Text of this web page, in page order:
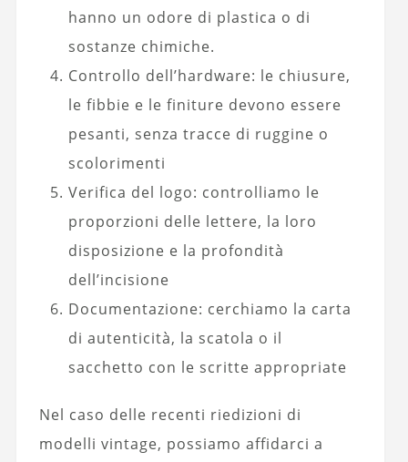
hanno un odore di plastica o di
sostanze chimiche.
Controllo dell’hardware: le chiusure,
le fibbie e le finiture devono essere
pesanti, senza tracce di ruggine o
scolorimenti
Verifica del logo: controlliamo le
proporzioni delle lettere, la loro
disposizione e la profondità
dell’incisione
Documentazione: cerchiamo la carta
di autenticità, la scatola o il
sacchetto con le scritte appropriate
Nel caso delle recenti riedizioni di
modelli vintage, possiamo affidarci a